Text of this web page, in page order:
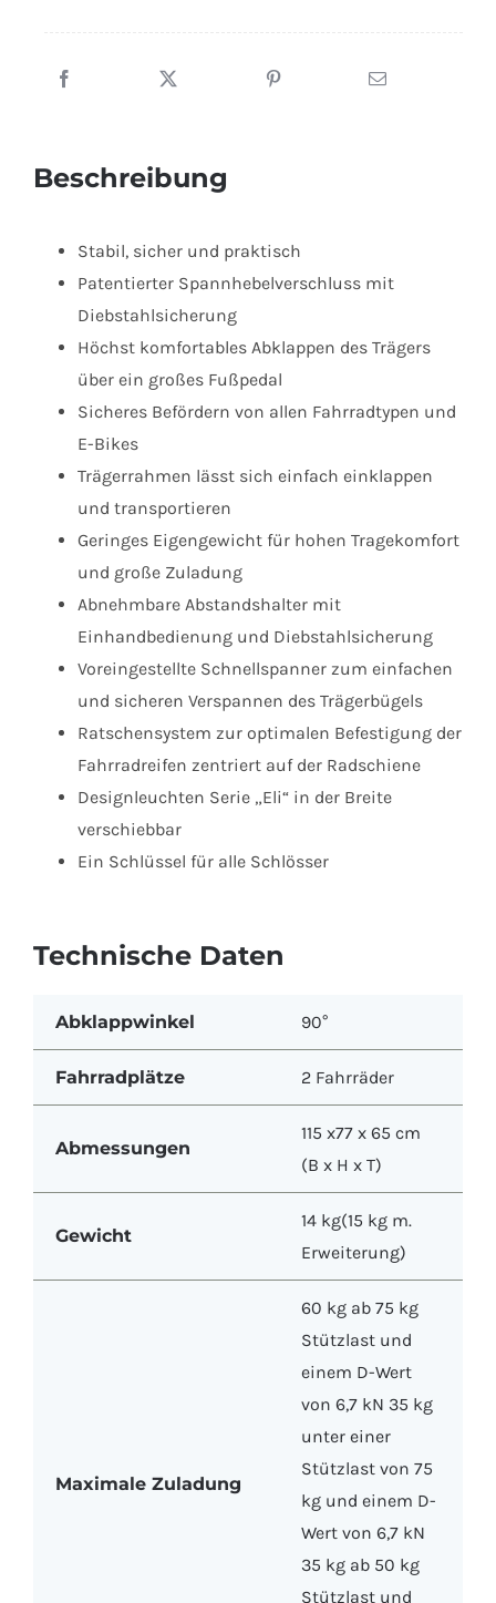
Beschreibung
Stabil, sicher und praktisch
Patentierter Spannhebelverschluss mit
Diebstahlsicherung
Höchst komfortables Abklappen des Trägers
über ein großes Fußpedal
Sicheres Befördern von allen Fahrradtypen und
E-Bikes
Trägerrahmen lässt sich einfach einklappen
und transportieren
Geringes Eigengewicht für hohen Tragekomfort
und große Zuladung
Abnehmbare Abstandshalter mit
Einhandbedienung und Diebstahlsicherung
Voreingestellte Schnellspanner zum einfachen
und sicheren Verspannen des Trägerbügels
Ratschensystem zur optimalen Befestigung der
Fahrradreifen zentriert auf der Radschiene
Designleuchten Serie „Eli“ in der Breite
verschiebbar
Ein Schlüssel für alle Schlösser
Technische Daten
Abklappwinkel 90°
Fahrradplätze 2 Fahrräder
Abmessungen
115 x77 x 65 cm
(B x H x T)
Gewicht
14 kg(15 kg m.
Erweiterung)
Maximale Zuladung
60 kg ab 75 kg
Stützlast und
einem D-Wert
von 6,7 kN 35 kg
unter einer
Stützlast von 75
kg und einem D-
Wert von 6,7 kN
35 kg ab 50 kg
Stützlast und